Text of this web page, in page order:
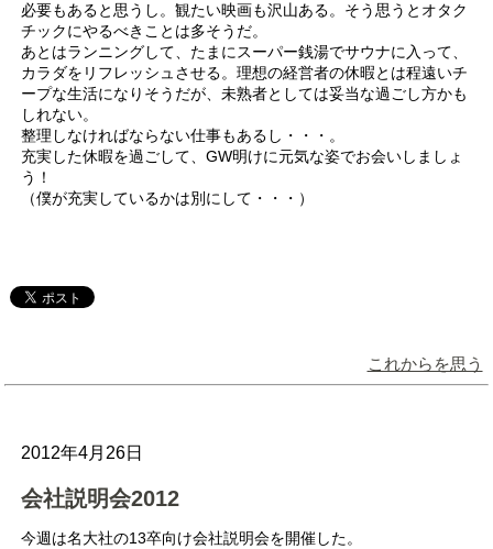
必要もあると思うし。観たい映画も沢山ある。そう思うとオタク
チックにやるべきことは多そうだ。
あとはランニングして、たまにスーパー銭湯でサウナに入って、
カラダをリフレッシュさせる。理想の経営者の休暇とは程遠いチ
ープな生活になりそうだが、未熟者としては妥当な過ごし方かも
しれない。
整理しなければならない仕事もあるし・・・。
充実した休暇を過ごして、GW明けに元気な姿でお会いしましょ
う！
（僕が充実しているかは別にして・・・）
これからを思う
2012年4月26日
会社説明会2012
今週は名大社の13卒向け会社説明会を開催した。